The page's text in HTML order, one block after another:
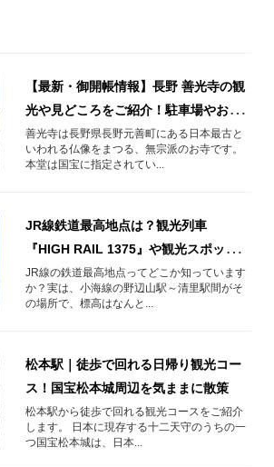
【最新・御開帳情報】長野 善光寺の観
光や見どころをご紹介！駐車場やお土
産情報も
善光寺は長野県長野元善町にある日本最古と
いわれる仏像をまつる、無宗派のお寺です。
本堂は国宝に指定されてい...
JR線鉄道最高地点は？観光列車
『HIGH RAIL 1375』や観光スポット、
アクセス方法をご紹介
JR線の鉄道最高地点ってどこか知っています
か？実は、小海線の野辺山駅～清里駅間がそ
の場所で、標高はなんと...
松本駅｜徒歩で回れる日帰り観光コー
ス！国宝松本城周辺を気ままに散策
松本駅から徒歩で回れる観光コースをご紹介
します。 日本に現存する十二天守のうちの一
つ国宝松本城は、日本...